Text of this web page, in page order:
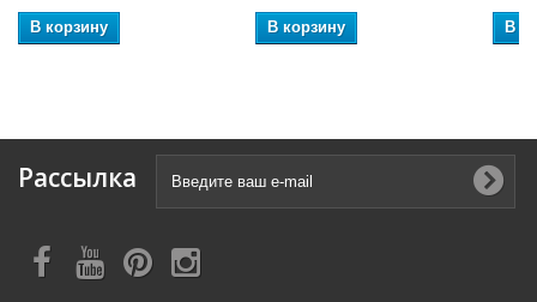
В корзину В корзину В
Рассылка